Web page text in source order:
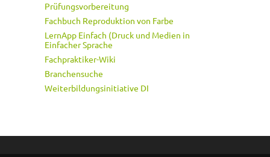
Prüfungsvorbereitung
Fachbuch Reproduktion von Farbe
LernApp Einfach (Druck und Medien in
Einfacher Sprache
Fachpraktiker-Wiki
Branchensuche
Weiterbildungsinitiative DI